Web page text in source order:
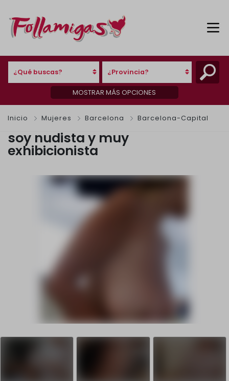
¿Qué buscas? ¿Provincia?
MOSTRAR MÁS OPCIONES
Inicio Mujeres Barcelona Barcelona-Capital
soy nudista y muy
exhibicionista